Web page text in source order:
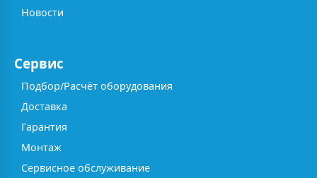
Новости
Сервис
Подбор/Расчёт оборудования
Доставка
Гарантия
Монтаж
Сервисное обслуживание